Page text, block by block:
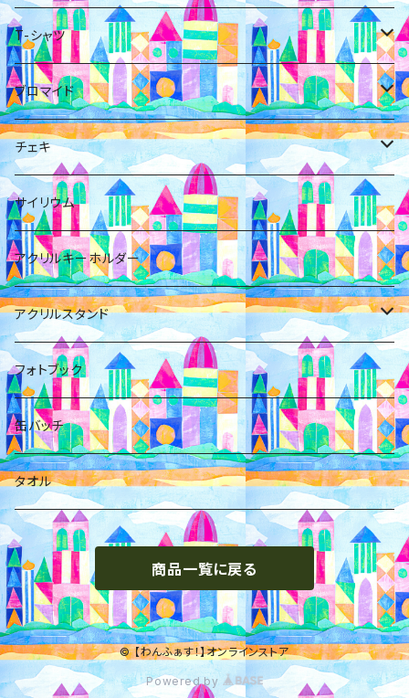
T-シャツ
小日向麻衣
橋本ともか
福澤みすみ
岡橋咲奈
佐野初花
箱推し
花村紗海
藤宮くるみ
松田琉那
西野ゆずき
ブロマイド
小日向麻衣
福澤みすみ
佐野初花
橋本ともか
岡橋咲奈
箱
チェキ
福澤みすみ
サイリウム
アクリルキーホルダー
アクリルスタンド
小日向麻衣
フォトブック
缶バッチ
タオル
商品一覧に戻る
© 【わんふぁす！】オンラインストア
Powered by